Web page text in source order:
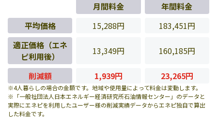
月間料金
年間料金
平均価格
15,288円
183,451円
適正価格（エネ
ピ利用後）
13,349円 160,185円
削減額 1,939円 23,265円
※4人暮らしの場合の金額です。地域や使用量によって料金は変動します。
※「一般社団法人日本エネルギー経済研究所石油情報センター」のデータと
実際にエネピを利用したユーザー様の削減実績データからエネピ独自で算出
した料金です。